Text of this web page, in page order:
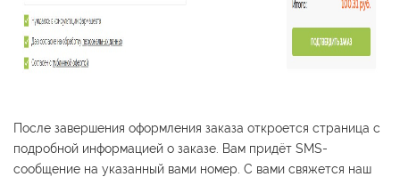
После завершения оформления заказа откроется страница с
подробной информацией о заказе. Вам придёт SMS-
сообщение на указанный вами номер. С вами свяжется наш